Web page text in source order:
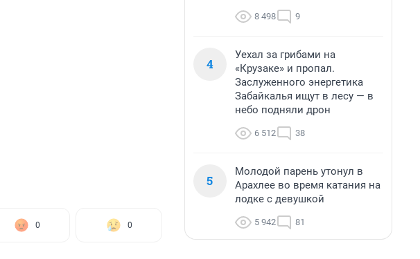
0 0
8 498 9
4
Уехал за грибами на
«Крузаке» и пропал.
Заслуженного энергетика
Забайкалья ищут в лесу — в
небо подняли дрон
6 512 38
5
Молодой парень утонул в
Арахлее во время катания на
лодке с девушкой
5 942 81